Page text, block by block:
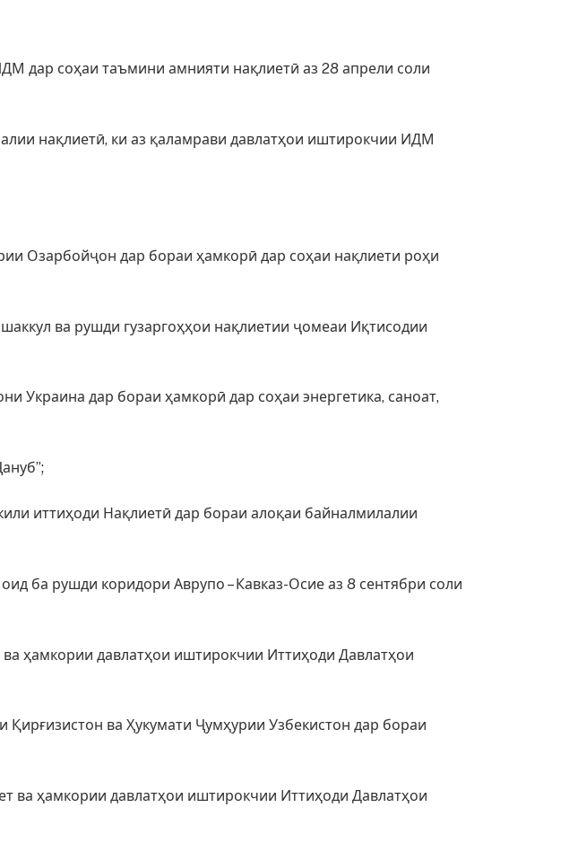
дар соҳаи таъмини амнияти нақлиетӣ аз 28 апрели соли
нақлиетӣ, ки аз қаламрави давлатҳои иштирокчии ИДМ
Озарбойҷон дар бораи ҳамкорӣ дар соҳаи нақлиети роҳи
ва рушди гузаргоҳҳои нақлиетии ҷомеаи Иқтисодии
Украина дар бораи ҳамкорӣ дар соҳаи энергетика, саноат,
иттиҳоди Нақлиетӣ дар бораи алоқаи байналмилалии
ба рушди коридори Аврупо – Кавказ-Осие аз 8 сентябри соли
ҳамкории давлатҳои иштирокчии Иттиҳоди Давлатҳои
ва Ҳукумати Ҷумҳурии Узбекистон дар бораи
ва ҳамкории давлатҳои иштирокчии Иттиҳоди Давлатҳои